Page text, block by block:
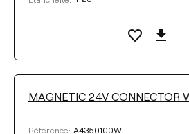
EFFICACITÉ LUMINEUSE
Sélectionner
CRI
MAGNETIC 24V CONNECTOR
Référence: A4350100W